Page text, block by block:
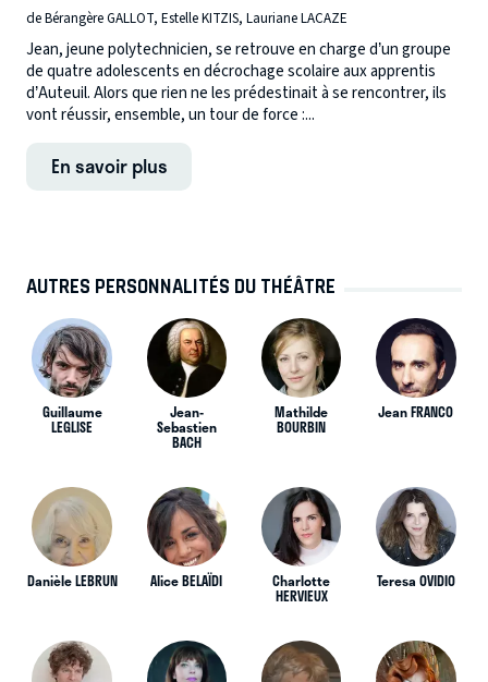
de Bérangère GALLOT, Estelle KITZIS, Lauriane LACAZE
Jean, jeune polytechnicien, se retrouve en charge d’un groupe
de quatre adolescents en décrochage scolaire aux apprentis
d’Auteuil. Alors que rien ne les prédestinait à se rencontrer, ils
vont réussir, ensemble, un tour de force :...
En savoir plus
AUTRES PERSONNALITÉS DU THÉÂTRE
Guillaume
LEGLISE
Jean-
Sebastien
BACH
Mathilde
BOURBIN
Jean FRANCO
Danièle LEBRUN Alice BELAÏDI Charlotte
HERVIEUX
Teresa OVIDIO